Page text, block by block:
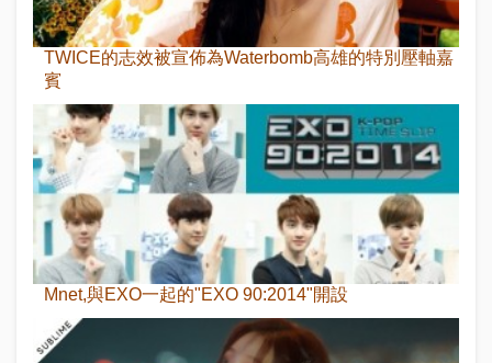
TWICE的志效被宣佈為Waterbomb高雄的特別壓軸嘉
賓
Mnet,與EXO一起的"EXO 90:2014"開設